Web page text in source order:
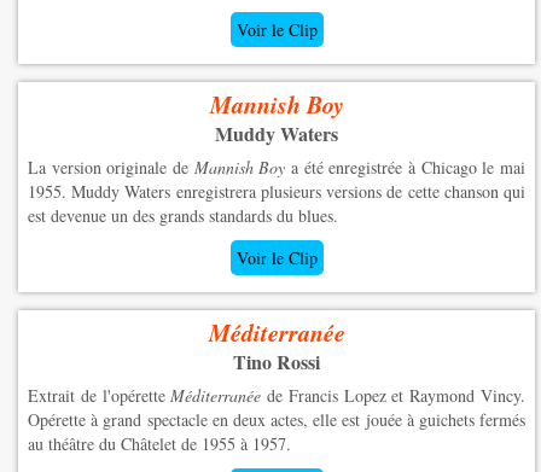
Voir le Clip
Mannish Boy
Muddy Waters
La version originale de Mannish Boy a été enregistrée à Chicago le mai
1955. Muddy Waters enregistrera plusieurs versions de cette chanson qui
est devenue un des grands standards du blues.
Voir le Clip
Méditerranée
Tino Rossi
Extrait de l'opéretteMéditerranée de Francis Lopez et Raymond Vincy.
Opérette à grand spectacle en deux actes, elle est jouée à guichets fermés
au théâtre du Châtelet de 1955 à 1957.